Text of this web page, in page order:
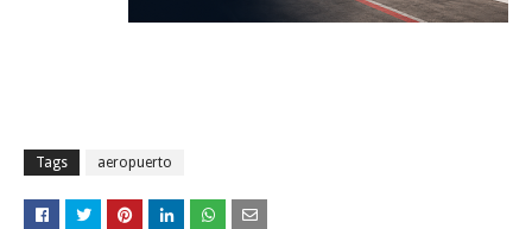
Tags aeropuerto